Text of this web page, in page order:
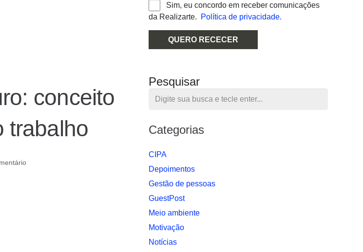
conceito
trabalho
Sim, eu concordo em receber comunicações
da Realizarte.
Política de privacidade.
QUERO RECECER
Pesquisar
Categorias
CIPA
Depoimentos
Gestão de pessoas
GuestPost
Meio ambiente
Motivação
Notí­cias